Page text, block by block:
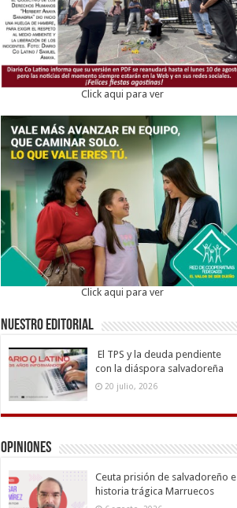
Click aqui para ver
Click aqui para ver
Nuestro Editorial
El TPS y la deuda pendiente
con la diáspora salvadoreña
20 julio, 2026
Opiniones
Ceuta prisión de salvadoreño e
historia trágica Marruecos